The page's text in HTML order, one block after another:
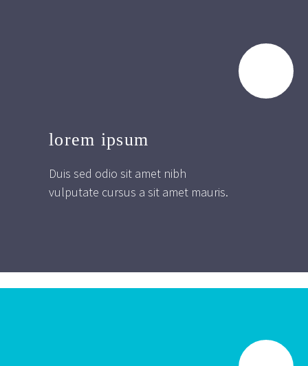
lorem ipsum
Duis sed odio sit amet nibh
vulputate cursus a sit amet mauris.